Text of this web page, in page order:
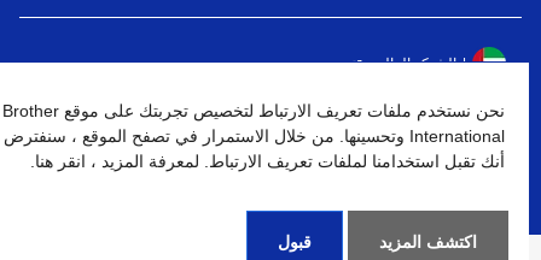
الشبكة العالمية
نهج الخصوصية شروط الإستخدام خريطة الموقع الإنتقال إلى الموقع العالمي
كافة الحقوق محفوظة. BROTHER INTERNATIONAL (GULF) FZE
نحن نستخدم ملفات تعريف الارتباط لتخصيص تجربتك على موقع Brother
International وتحسينها. من خلال الاستمرار في تصفح الموقع ، سنفترض
أنك تقبل استخدامنا لملفات تعريف الارتباط. لمعرفة المزيد ، انقر هنا.
اكتشف المزيد قبول